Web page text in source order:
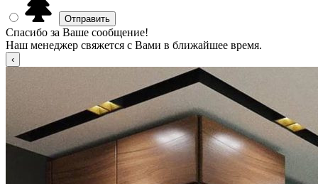
Спасибо за Ваше сообщение!
Наш менеджер свяжется с Вами в ближайшее время.